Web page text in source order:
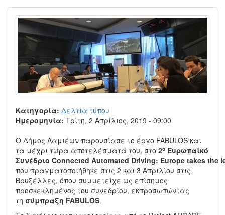
Κατηγορία: Δελτία τύπου
Ημερομηνία: Τρίτη, 2 Απρίλιος, 2019 - 09:00
Ο Δήμος Λαμιέων παρουσίασε το έργο FABULOS και
τα μέχρι τώρα αποτελέσματά του, στο 2ο Ευρωπαϊκό
Συνέδριο Connected Automated Driving: Europe takes the
που πραγματοποιήθηκε στις 2 και 3 Απριλίου στις
Βρυξέλλες, όπου συμμετείχε ως επίσημος
προσκεκλημένος του συνεδρίου, εκπροσωπώντας
τη σύμπραξη FABULOS.